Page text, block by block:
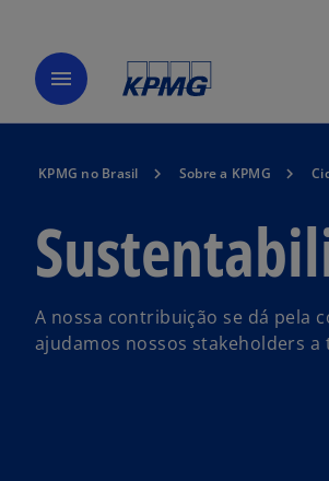
menu
KPMG no Brasil Sobre a KPMG
A nossa contribuição se dá pela
ajudamos nossos stakeholders a